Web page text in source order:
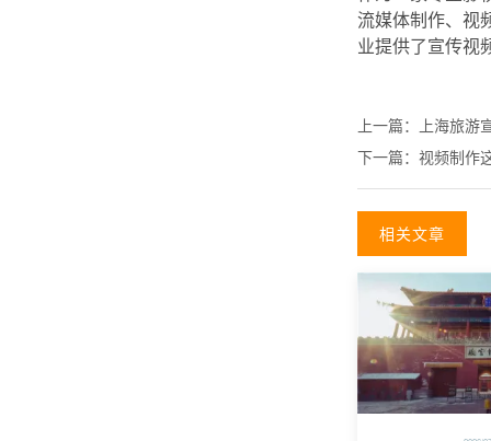
流媒体制作、视
业提供了宣传视
上一篇：
上海旅游
下一篇： 视频制作
相关文章